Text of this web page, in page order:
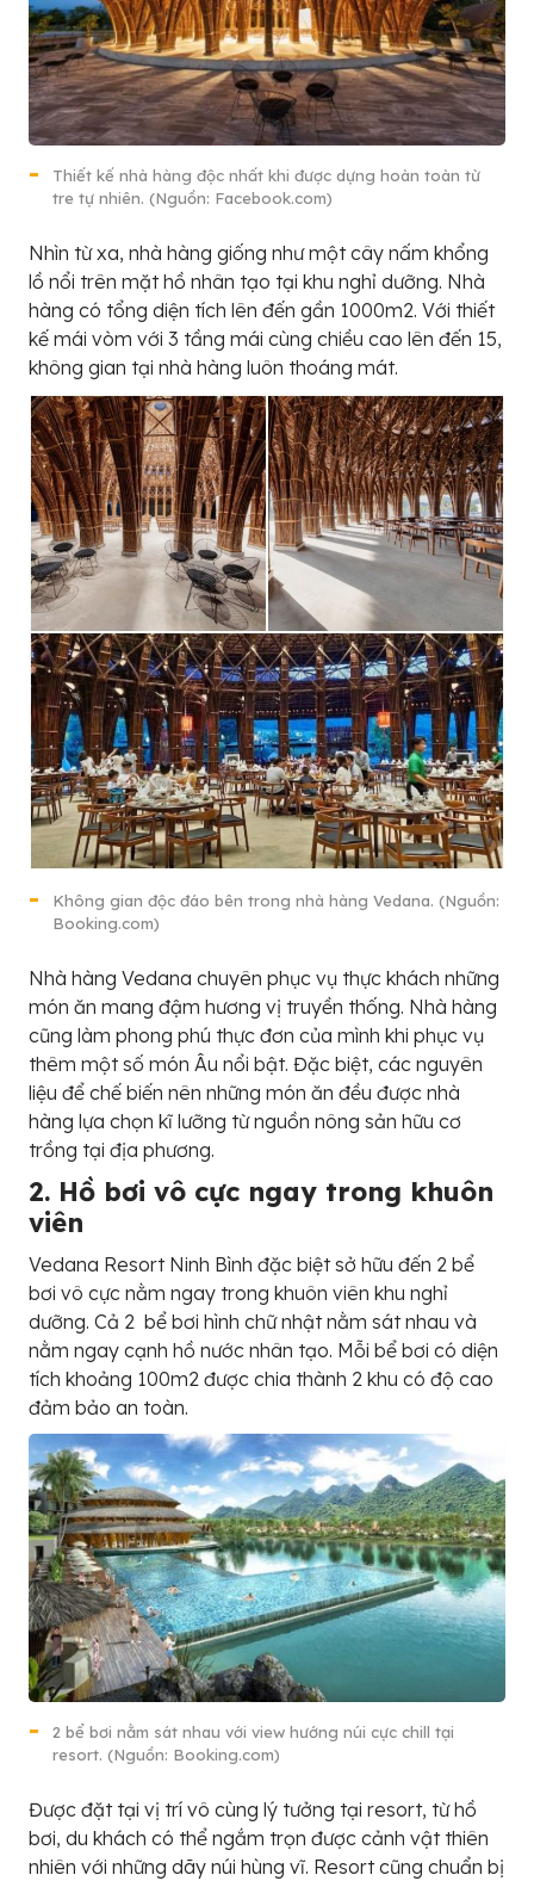
Thiết kế nhà hàng độc nhất khi được dựng hoàn toàn từ
tre tự nhiên. (Nguồn: Facebook.com)
Nhìn từ xa, nhà hàng giống như một cây nấm khổng
lồ nổi trên mặt hồ nhân tạo tại khu nghỉ dưỡng. Nhà
hàng có tổng diện tích lên đến gần 1000m2. Với thiết
kế mái vòm với 3 tầng mái cùng chiều cao lên đến 15,
không gian tại nhà hàng luôn thoáng mát.
Không gian độc đáo bên trong nhà hàng Vedana. (Nguồn:
Booking.com)
Nhà hàng Vedana chuyên phục vụ thực khách những
món ăn mang đậm hương vị truyền thống. Nhà hàng
cũng làm phong phú thực đơn của mình khi phục vụ
thêm một số món Âu nổi bật. Đặc biệt, các nguyên
liệu để chế biến nên những món ăn đều được nhà
hàng lựa chọn kĩ lưỡng từ nguồn nông sản hữu cơ
trồng tại địa phương.
2. Hồ bơi vô cực ngay trong khuôn
viên
Vedana Resort Ninh Bình đặc biệt sở hữu đến 2 bể
bơi vô cực nằm ngay trong khuôn viên khu nghỉ
dưỡng. Cả 2 bể bơi hình chữ nhật nằm sát nhau và
nằm ngay cạnh hồ nước nhân tạo. Mỗi bể bơi có diện
tích khoảng 100m2 được chia thành 2 khu có độ cao
đảm bảo an toàn.
2 bể bơi nằm sát nhau với view hướng núi cực chill tại
resort. (Nguồn: Booking.com)
Được đặt tại vị trí vô cùng lý tưởng tại resort, từ hồ
bơi, du khách có thể ngắm trọn được cảnh vật thiên
nhiên với những dãy núi hùng vĩ. Resort cũng chuẩn bị